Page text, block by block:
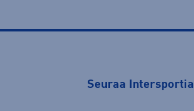
Seuraa Intersportia